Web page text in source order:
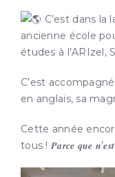
C’est dans la l
ancienne école
études à l’ARIzel,
C’est
en anglais, sa
Cette année
tous ! 𝑷𝒂𝒓𝒄𝒆 𝒒𝒖𝒆